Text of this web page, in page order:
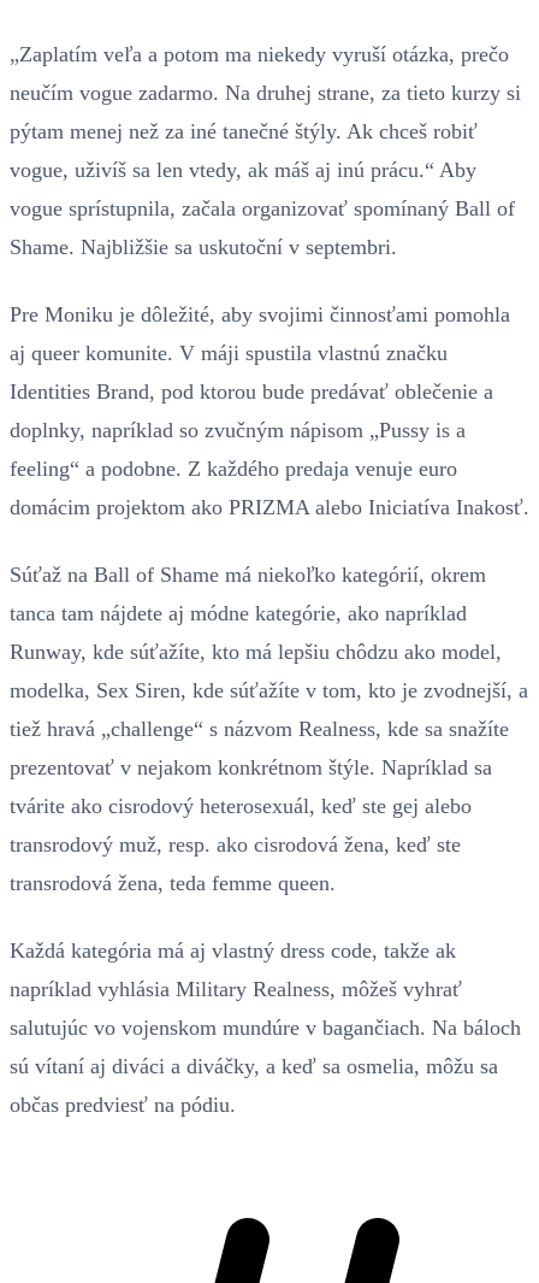
„Zaplatím veľa a potom ma niekedy vyruší otázka, prečo
neučím vogue zadarmo. Na druhej strane, za tieto kurzy si
pýtam menej než za iné tanečné štýly. Ak chceš robiť
vogue, uživíš sa len vtedy, ak máš aj inú prácu.“ Aby
vogue sprístupnila, začala organizovať spomínaný Ball of
Shame. Najbližšie sa uskutoční v septembri.
Pre Moniku je dôležité, aby svojimi činnosťami pomohla
aj queer komunite. V máji spustila vlastnú značku
Identities Brand, pod ktorou bude predávať oblečenie a
doplnky, napríklad so zvučným nápisom „Pussy is a
feeling“ a podobne. Z každého predaja venuje euro
domácim projektom ako PRIZMA alebo Iniciatíva Inakosť.
Súťaž na Ball of Shame má niekoľko kategórií, okrem
tanca tam nájdete aj módne kategórie, ako napríklad
Runway, kde súťažíte, kto má lepšiu chôdzu ako model,
modelka, Sex Siren, kde súťažíte v tom, kto je zvodnejší, a
tiež hravá „challenge“ s názvom Realness, kde sa snažíte
prezentovať v nejakom konkrétnom štýle. Napríklad sa
tvárite ako cisrodový heterosexuál, keď ste gej alebo
transrodový muž, resp. ako cisrodová žena, keď ste
transrodová žena, teda femme queen.
Každá kategória má aj vlastný dress code, takže ak
napríklad vyhlásia Military Realness, môžeš vyhrať
salutujúc vo vojenskom mundúre v bagančiach. Na báloch
sú vítaní aj diváci a diváčky, a keď sa osmelia, môžu sa
občas predviesť na pódiu.